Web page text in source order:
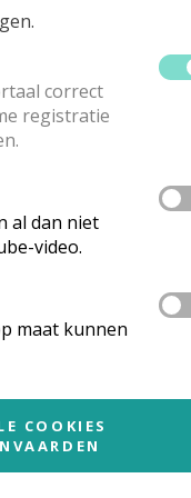
de pastorale
correct
registratie
al dan niet
video.
maat kunnen
COOKIES